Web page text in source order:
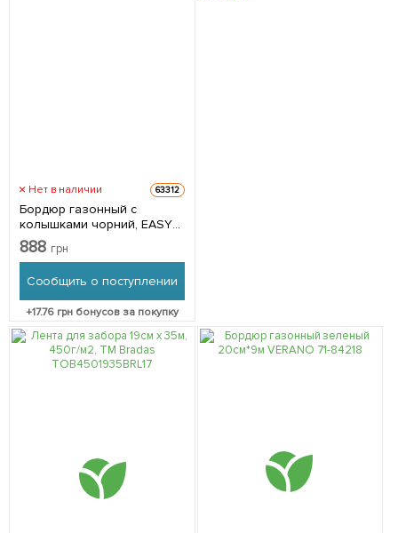
Нет в наличии 63312
Бордюр газонный с
колышками чорний, EASY
BORDER SET, 40мм, ТМ
Bradas OBEB4010SET
888 грн
Сообщить о поступлении
+17.76грн бонусов за покупку